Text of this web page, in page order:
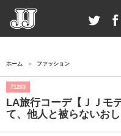
ホーム ファッション
71203
LA旅行コーデ【ＪＪモ
て、他人と被らないお